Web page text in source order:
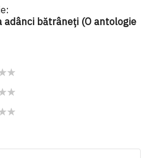
adânci bătrâneți (O antologie